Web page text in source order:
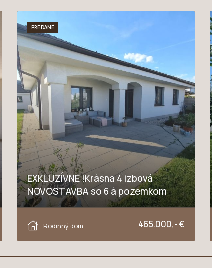
PREDANÉ
EXKLUZÍVNE !Krásna 4 izbová
NOVOSTAVBA so 6 á pozemkom
Rodinný dom
465.000,- €